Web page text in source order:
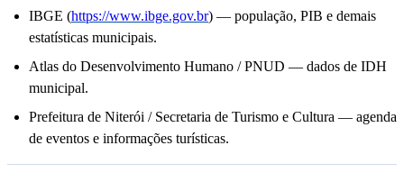
IBGE (https://www.ibge.gov.br) — população, PIB e demais
estatísticas municipais.
Atlas do Desenvolvimento Humano / PNUD — dados de IDH
municipal.
Prefeitura de Niterói / Secretaria de Turismo e Cultura — agenda
de eventos e informações turísticas.